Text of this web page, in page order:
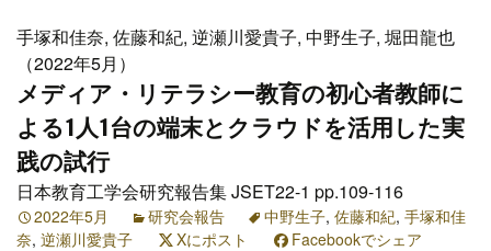
手塚和佳奈, 佐藤和紀, 逆瀬川愛貴子, 中野生子, 堀田龍也
（2022年5月）
メディア・リテラシー教育の初心者教師に
よる1人1台の端末とクラウドを活用した実
践の試行
日本教育工学会研究報告集 JSET22-1 pp.109-116
2022年5月 研究会報告 中野生子, 佐藤和紀, 手塚和佳
奈, 逆瀬川愛貴子 Xにポスト Facebookでシェア